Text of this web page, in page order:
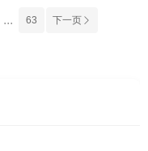
... 63 下一页